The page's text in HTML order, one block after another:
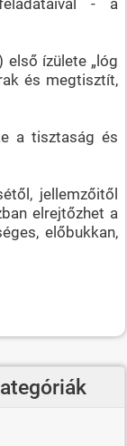
első ízülete „lóg
és megtisztít,
a tisztaság és
jellemzőitől
elrejtőzhet a
előbukkan,